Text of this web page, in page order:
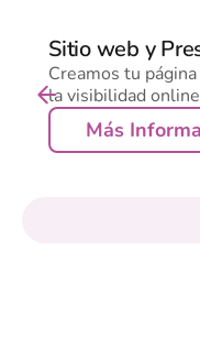
Sitio web y
Creamos tu
la visibilidad
Más